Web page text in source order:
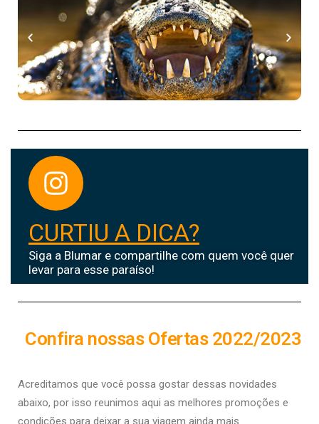
CURTIU A DICA?
Siga a Blumar e compartilhe com quem você quer
levar para esse paraíso!
Confira nossas Ofertas 2022/2023
Acreditamos que você possa gostar dessas novidades
abaixo, por isso reunimos aqui as melhores promoções e
condições para deixar a sua viagem ainda mais